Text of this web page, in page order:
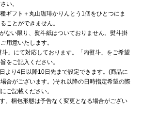
い。
ギフト＋丸山珈琲かりんとう1個をひとつにま
ことができません。
ない限り、熨斗紙はついておりません。熨斗掛
用意いたします。
」にて対応しております。「内熨斗」をご希望
をご記入ください。
より4日以降10日先まで設定できます。(商品に
合がございます。)それ以降の日時指定希望の際
ご記載ください。
。梱包形態は予告なく変更となる場合がござい